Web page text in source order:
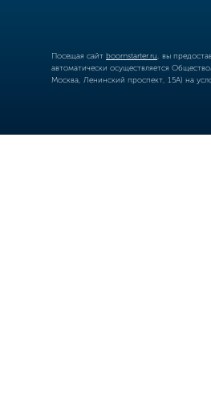
Посещая сайт boomstarter.ru , вы
автоматически осуществляется
Москва, Ленинский проспект, 15А) на